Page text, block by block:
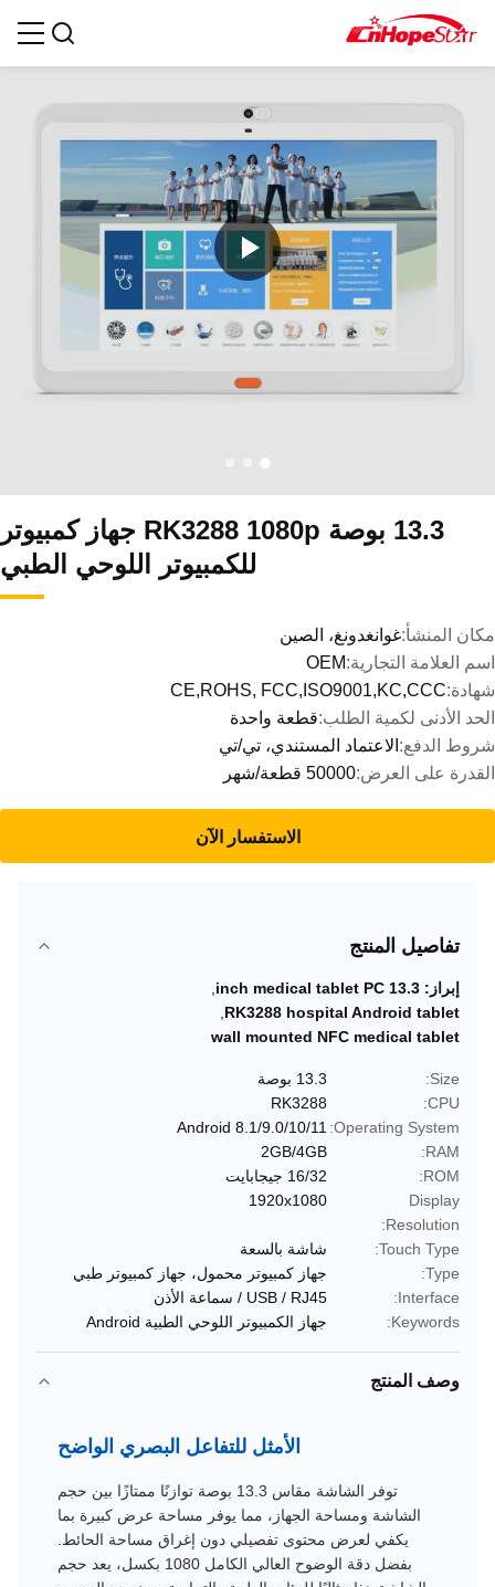
13.3 بوصة RK3288 1080p جهاز كمبيوتر
للكمبيوتر اللوحي الطبي
مكان المنشأ:غوانغدونغ، الصين
اسم العلامة التجارية:OEM
شهادة:CE,ROHS, FCC,ISO9001,KC,CCC
الحد الأدنى لكمية الطلب:قطعة واحدة
شروط الدفع: الاعتماد المستندي، تي/تي
القدرة على العرض:50000 قطعة/شهر
الاستفسار الآن
تفاصيل المنتج
إبراز: 13.3 inch medical tablet PC
RK3288 hospital Android tablet
wall mounted NFC medical tablet
Size:
13.3 بوصة
CPU:
RK3288
Operating System:
Android 8.1/9.0/10/11
RAM:
2GB/4GB
ROM:
16/32 جيجابايت
Display
Resolution:
1920x1080
Touch Type:
شاشة بالسعة
Type:
جهاز كمبيوتر محمول، جهاز كمبيوتر طبي
Interface:
USB / RJ45 / سماعة الأذن
Keywords:
جهاز الكمبيوتر اللوحي الطبية Android
وصف المنتج
الأمثل للتفاعل البصري الواضح
توفر الشاشة مقاس 13.3 بوصة توازنًا ممتازًا بين حجم
الشاشة ومساحة الجهاز، مما يوفر مساحة عرض كبيرة بما
يكفي لعرض محتوى تفصيلي دون إغراق مساحة الحائط.
بفضل دقة الوضوح العالي الكامل 1080 بكسل، يعد حجم